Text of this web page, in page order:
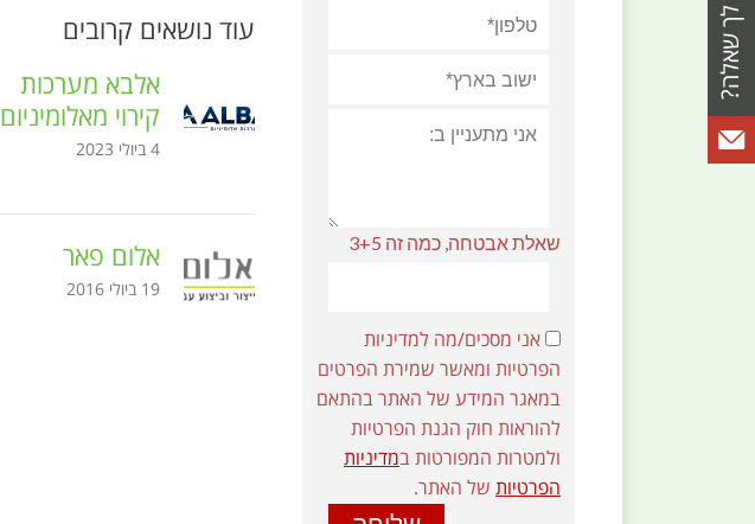
עוד נושאים קרובים
אלבא מערכות
קירוי מאלומיניום
4 ביולי 2023
אלום פאר
19 ביולי 2016
שאלת אבטחה, כמה זה 3+5
אני מסכים/מה למדיניות
הפרטיות ומאשר שמירת הפרטים
במאגר המידע של האתר בהתאם
להוראות חוק הגנת הפרטיות
ולמטרות המפורטות במדיניות
הפרטיות של האתר.